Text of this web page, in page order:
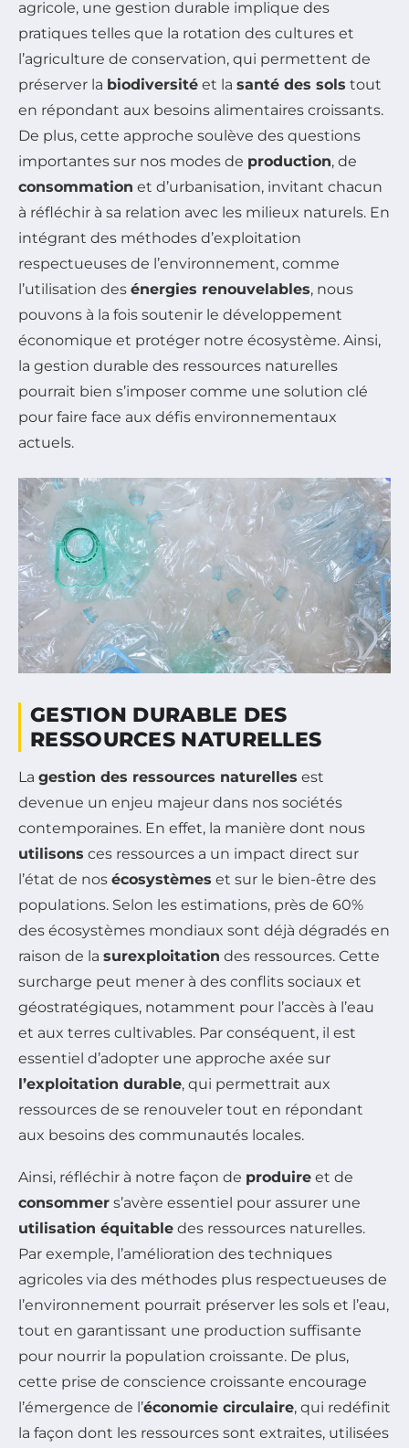
agricole, une gestion durable implique des
pratiques telles que la rotation des cultures et
l’agriculture de conservation, qui permettent de
préserver la biodiversité et la santé des sols tout
en répondant aux besoins alimentaires croissants.
De plus, cette approche soulève des questions
importantes sur nos modes de production, de
consommation et d’urbanisation, invitant chacun
à réfléchir à sa relation avec les milieux naturels. En
intégrant des méthodes d’exploitation
respectueuses de l’environnement, comme
l’utilisation des énergies renouvelables, nous
pouvons à la fois soutenir le développement
économique et protéger notre écosystème. Ainsi,
la gestion durable des ressources naturelles
pourrait bien s’imposer comme une solution clé
pour faire face aux défis environnementaux
actuels.
GESTION DURABLE DES
RESSOURCES NATURELLES
La gestion des ressources naturelles est
devenue un enjeu majeur dans nos sociétés
contemporaines. En effet, la manière dont nous
utilisons ces ressources a un impact direct sur
l’état de nos écosystèmes et sur le bien-être des
populations. Selon les estimations, près de 60%
des écosystèmes mondiaux sont déjà dégradés en
raison de la surexploitation des ressources. Cette
surcharge peut mener à des conflits sociaux et
géostratégiques, notamment pour l’accès à l’eau
et aux terres cultivables. Par conséquent, il est
essentiel d’adopter une approche axée sur
l’exploitation durable, qui permettrait aux
ressources de se renouveler tout en répondant
aux besoins des communautés locales.
Ainsi, réfléchir à notre façon de produire et de
consommer s’avère essentiel pour assurer une
utilisation équitable des ressources naturelles.
Par exemple, l’amélioration des techniques
agricoles via des méthodes plus respectueuses de
l’environnement pourrait préserver les sols et l’eau,
tout en garantissant une production suffisante
pour nourrir la population croissante. De plus,
cette prise de conscience croissante encourage
l’émergence de l’économie circulaire, qui redéfinit
la façon dont les ressources sont extraites, utilisées